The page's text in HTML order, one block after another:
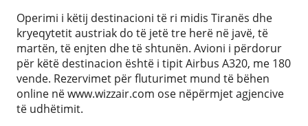
Operimi i këtij destinacioni të ri midis Tiranës dhe
kryeqytetit austriak do të jetë tre herë në javë, të
martën, të enjten dhe të shtunën. Avioni i përdorur
për këtë destinacion është i tipit Airbus A320, me 180
vende. Rezervimet për fluturimet mund të bëhen
online në www.wizzair.com ose nëpërmjet agjencive
të udhëtimit.